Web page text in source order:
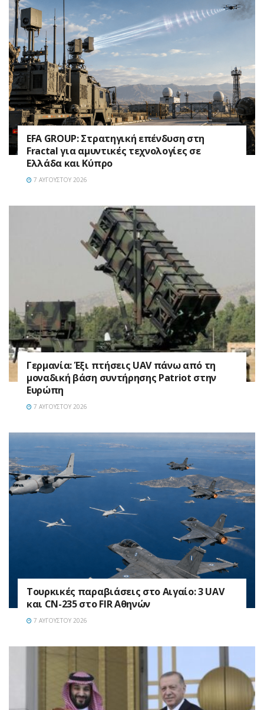
EFA GROUP: Στρατηγική επένδυση στη
Fractal για αμυντικές τεχνολογίες σε
Ελλάδα και Κύπρο
7 ΑΥΓΟΎΣΤΟΥ 2026
Γερμανία: Έξι πτήσεις UAV πάνω από τη
μοναδική βάση συντήρησης Patriot στην
Ευρώπη
7 ΑΥΓΟΎΣΤΟΥ 2026
Τουρκικές παραβιάσεις στο Αιγαίο: 3 UAV
και CN-235 στο FIR Αθηνών
7 ΑΥΓΟΎΣΤΟΥ 2026